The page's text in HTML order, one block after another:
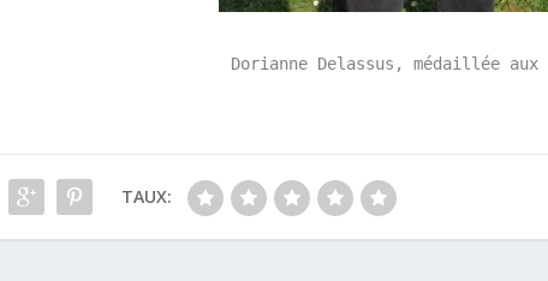
Dorianne Delassus, médaillée aux
TAUX: